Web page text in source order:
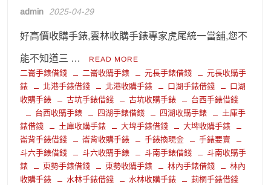
admin 2025-04-29
好高價收購手錶,雲林收購手錶專家虎尾統一當舖,您不
能不知道三 … READ MORE
二崙手錶借錢 二崙收購手錶 元長手錶借錢
元長收購手
錶
北港手錶借錢 北港收購手錶 口湖手錶借錢
口湖
收購手錶
古坑手錶借錢 古坑收購手錶
台西手錶借錢
台西收購手錶
四湖手錶借錢 四湖收購手錶
土庫手
錶借錢
土庫收購手錶 大埤手錶借錢
大埤收購手錶
崙背手錶借錢
崙背收購手錶 手錶換現金
手錶要賣
斗六手錶借錢
斗六收購手錶 斗南手錶借錢
斗南收購手
錶
東勢手錶借錢 東勢收購手錶 林內手錶借錢
林內
收購手錶
水林手錶借錢 水林收購手錶
莿桐手錶借錢